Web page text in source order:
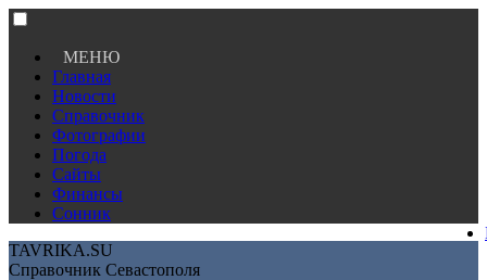
МЕНЮ
Главная
Новости
Справочник
Фотографии
Погода
Сайты
Финансы
Сонник
TAVRIKA.SU
Справочник Севастополя